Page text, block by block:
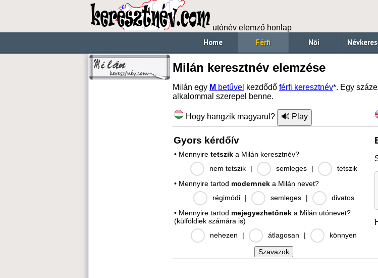
utónév elemző honlap
Home Férfi Női
Milán keresztnév elemzése
Milán egy M betűvel kezdődő férfi keresztnév*. Egy
alkalommal szerepel benne.
Hogy hangzik magyarul?
Gyors kérdőív
• Mennyire tetszik a Milán keresztnév?
nem tetszik
| semleges |
tetszik
• Mennyire tartod modernnek a Milán nevet?
régimódi
| semleges |
divatos
• Mennyire tartod mejegyezhetőnek a Milán utónevet?
(külföldiek számára is)
nehezen
| átlagosan | könnyen